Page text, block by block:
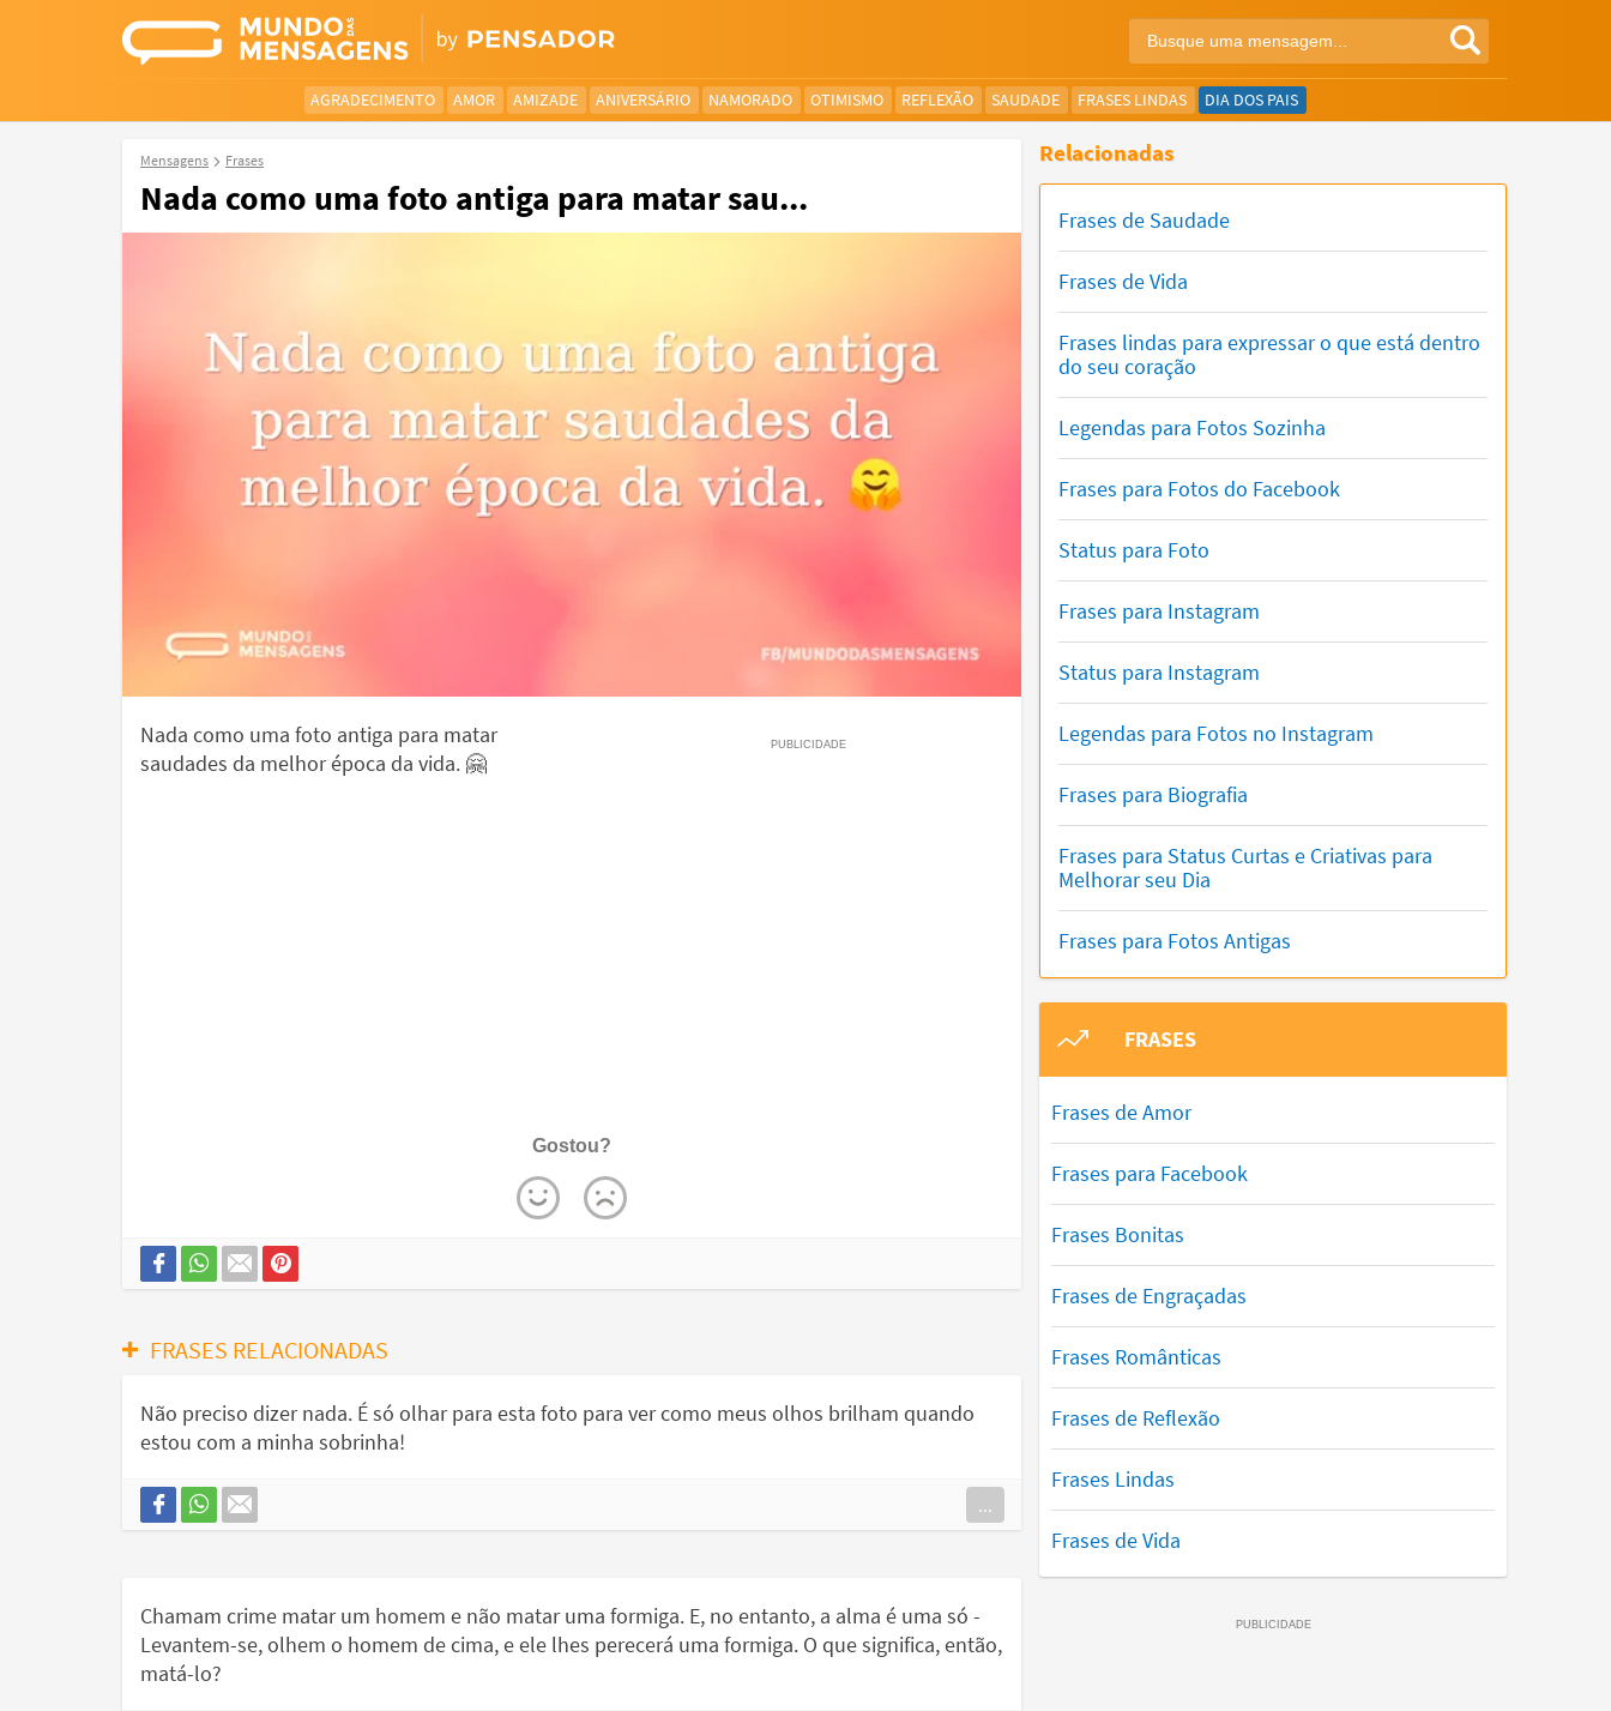
AGRADECIMENTO AMOR AMIZADE ANIVERSÁRIO NAMORADO OTIMISMO REFLEXÃO SAUDADE FRASES LINDAS DIA DOS PAIS
Mensagens Frases
Nada como uma foto antiga para matar sau...
Nada como uma foto antiga para matar
saudades da melhor época da vida. 🤗
Gostou?
FRASES RELACIONADAS
Não preciso dizer nada. É só olhar para esta foto para ver como meus olhos brilham quando
estou com a minha sobrinha!
...
Chamam crime matar um homem e não matar uma formiga. E, no entanto, a alma é uma só -
Levantem-se, olhem o homem de cima, e ele lhes perecerá uma formiga. O que significa, então,
matá-lo?
Relacionadas
Frases de Saudade
Frases de Vida
Frases lindas para expressar o que está dentro
do seu coração
Legendas para Fotos Sozinha
Frases para Fotos do Facebook
Status para Foto
Frases para Instagram
Status para Instagram
Legendas para Fotos no Instagram
Frases para Biografia
Frases para Status Curtas e Criativas para
Melhorar seu Dia
Frases para Fotos Antigas
FRASES
Frases de Amor
Frases para Facebook
Frases Bonitas
Frases de Engraçadas
Frases Românticas
Frases de Reflexão
Frases Lindas
Frases de Vida